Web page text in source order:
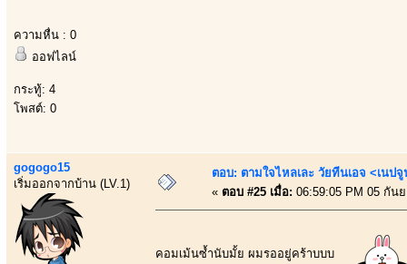
ความหื่น : 0
ออฟไลน์
กระทู้: 4
โพสต์: 0
gogogo15
เริ่มออกจากบ้าน (LV.1)
ตอบ: ตามใจไหลเละ วัยทีนเอจ <เนป
« ตอบ #25 เมื่อ: 06:59:05 PM 05 กัน
คอมเม้นซ้ำนับมั้ย ผมรออยู่คร้าบบบ